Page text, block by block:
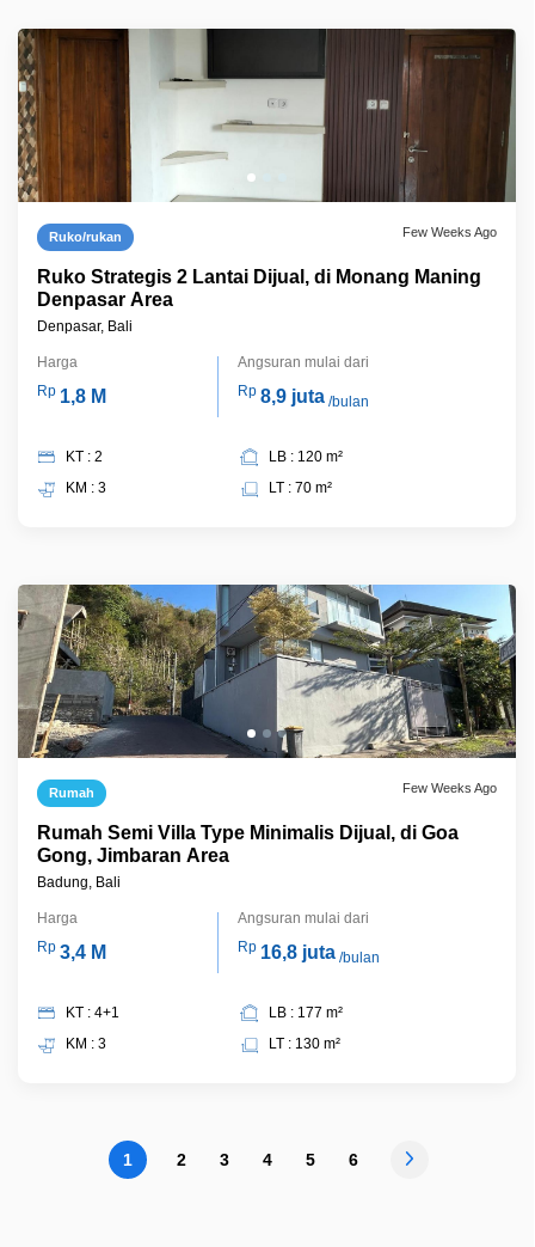
Ruko/rukan Few Weeks Ago
Ruko Strategis 2 Lantai Dijual, di Monang Maning
Denpasar Area
Denpasar, Bali
Harga
Rp 1,8 M
Angsuran mulai dari
Rp 8,9 juta/bulan
KT : 2
KM : 3
LB : 120 m²
LT : 70 m²
Rumah Few Weeks Ago
Rumah Semi Villa Type Minimalis Dijual, di Goa
Gong, Jimbaran Area
Badung, Bali
Harga
Rp 3,4 M
Angsuran mulai dari
Rp 16,8 juta/bulan
KT : 4+1
KM : 3
LB : 177 m²
LT : 130 m²
1 2 3 4 5 6